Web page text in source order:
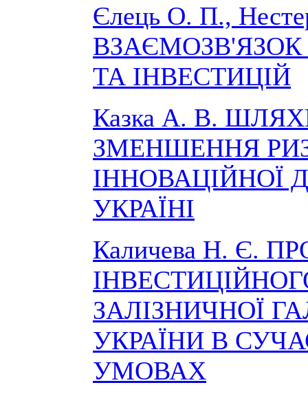
Єлець О. П.,
ВЗАЄМОЗВ'ЯЗОК
ТА ІНВЕСТИЦІЙ
Казка А. В.
ЗМЕНШЕННЯ
ІННОВАЦІЙНОЇ
УКРАЇНІ
Каличева Н. Є.
ЗАЛІЗНИЧНОЇ
УКРАЇНИ В
УМОВАХ